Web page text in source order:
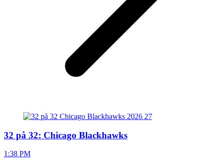
32 på 32: Chicago Blackhawks
1:38 PM